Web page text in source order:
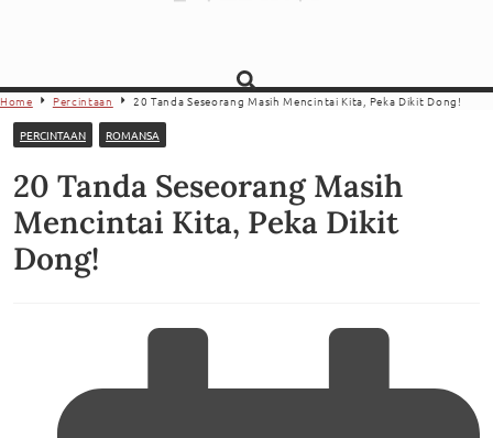
Home Percintaan 20 Tanda Seseorang Masih Mencintai Kita, Peka Dikit Dong!
PERCINTAAN ROMANSA
20 Tanda Seseorang Masih
Mencintai Kita, Peka Dikit
Dong!